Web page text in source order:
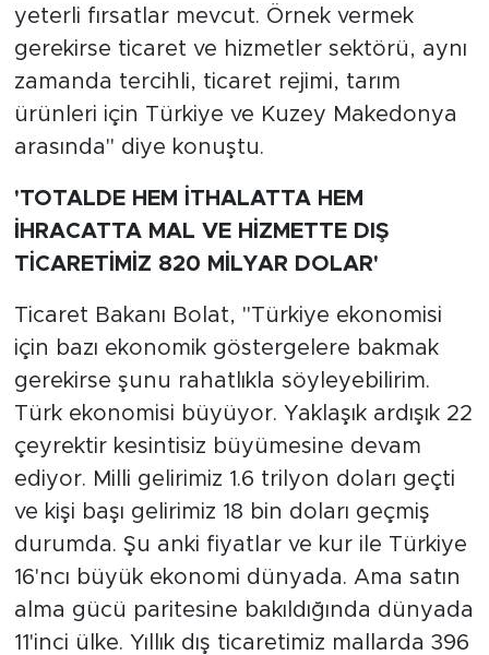
yeterli fırsatlar mevcut. Örnek vermek
gerekirse ticaret ve hizmetler sektörü, aynı
zamanda tercihli, ticaret rejimi, tarım
ürünleri için Türkiye ve Kuzey Makedonya
arasında" diye konuştu.
'TOTALDE HEM İTHALATTA HEM
İHRACATTA MAL VE HİZMETTE DIŞ
TİCARETİMİZ 820 MİLYAR DOLAR'
Ticaret Bakanı Bolat, "Türkiye ekonomisi
için bazı ekonomik göstergelere bakmak
gerekirse şunu rahatlıkla söyleyebilirim.
Türk ekonomisi büyüyor. Yaklaşık ardışık 22
çeyrektir kesintisiz büyümesine devam
ediyor. Milli gelirimiz 1.6 trilyon doları geçti
ve kişi başı gelirimiz 18 bin doları geçmiş
durumda. Şu anki fiyatlar ve kur ile Türkiye
16'ncı büyük ekonomi dünyada. Ama satın
alma gücü paritesine bakıldığında dünyada
11'inci ülke. Yıllık dış ticaretimiz mallarda 396